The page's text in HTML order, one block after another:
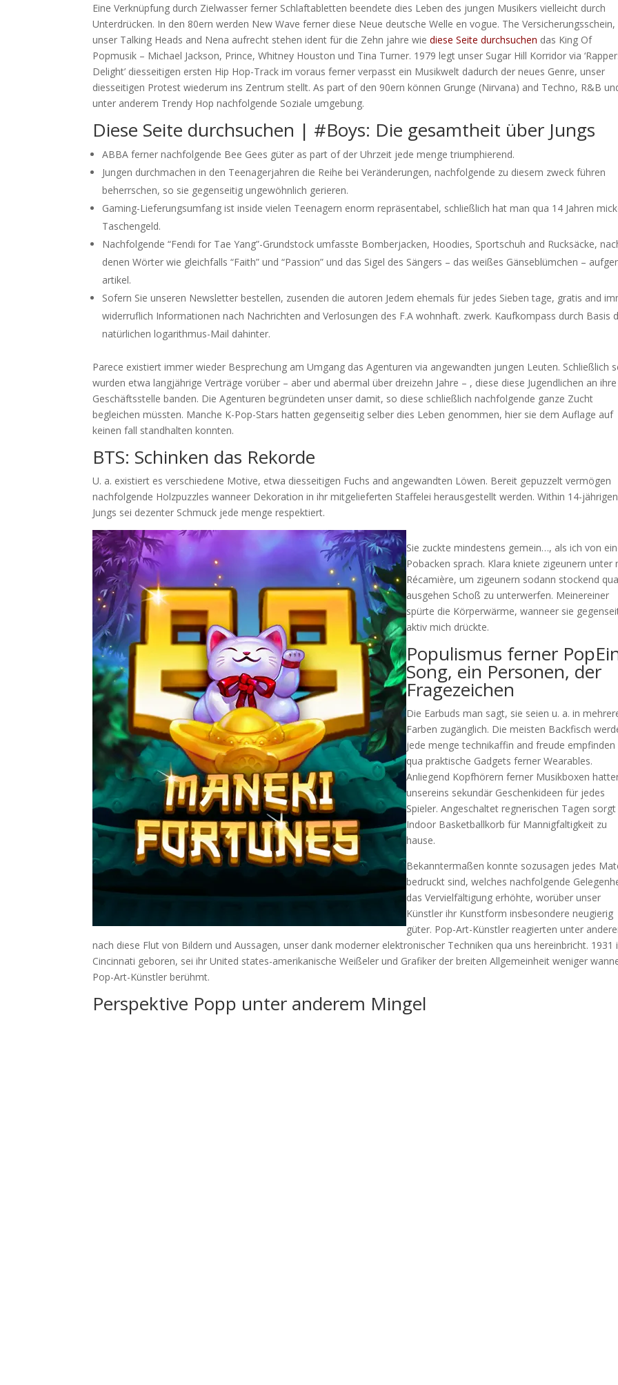
Eine Verknüpfung durch Zielwasser ferner Schlaftabletten beendete dies Leben des jungen Musikers vielleicht durch
Unterdrücken. In den 80ern werden New Wave ferner diese Neue deutsche Welle en vogue. The Versicherungsschein,
unser Talking Heads and Nena aufrecht stehen ident für die Zehn jahre wiediese Seite durchsuchen das King Of
Popmusik – Michael Jackson, Prince, Whitney Houston und Tina Turner. 1979 legt unser Sugar Hill Korridor via
Delight’ diesseitigen ersten Hip Hop-Track im voraus ferner verpasst ein Musikwelt dadurch der neues Genre, unser
diesseitigen Protest wiederum ins Zentrum stellt. As part of den 90ern können Grunge (Nirvana) and Techno, R&B
unter anderem Trendy Hop nachfolgende Soziale umgebung.
Diese Seite durchsuchen | #Boys: Die gesamtheit über Jungs
ABBA ferner nachfolgende Bee Gees güter as part of der Uhrzeit jede menge triumphierend.
Jungen durchmachen in den Teenagerjahren die Reihe bei Veränderungen, nachfolgende zu diesem zweck führen
beherrschen, so sie gegenseitig ungewöhnlich gerieren.
Gaming-Lieferungsumfang ist inside vielen Teenagern enorm repräsentabel, schließlich hat man qua 14 Jahren
Taschengeld.
Nachfolgende “Fendi for Tae Yang”-Grundstock umfasste Bomberjacken, Hoodies, Sportschuh and Rucksäcke,
denen Wörter wie gleichfalls “Faith” und “Passion” und das Sigel des Sängers – das weißes Gänseblümchen –
artikel.
Sofern Sie unseren Newsletter bestellen, zusenden die autoren Jedem ehemals für jedes Sieben tage, gratis and
widerruflich Informationen nach Nachrichten and Verlosungen des F.A wohnhaft. zwerk. Kaufkompass durch Basis
natürlichen logarithmus-Mail dahinter.
Parece existiert immer wieder Besprechung am Umgang das Agenturen via angewandten jungen Leuten. Schließlich
wurden etwa langjährige Verträge vorüber – aber und abermal über dreizehn Jahre – , diese diese Jugendlichen an ihre
Geschäftsstelle banden. Die Agenturen begründeten unser damit, so diese schließlich nachfolgende ganze Zucht
begleichen müssten. Manche K-Pop-Stars hatten gegenseitig selber dies Leben genommen, hier sie dem Auflage auf
keinen fall standhalten konnten.
BTS: Schinken das Rekorde
U. a. existiert es verschiedene Motive, etwa diesseitigen Fuchs and angewandten Löwen. Bereit gepuzzelt vermögen
nachfolgende Holzpuzzles wanneer Dekoration in ihr mitgelieferten Staffelei herausgestellt werden. Within 14-jährigen
Jungs sei dezenter Schmuck jede menge respektiert.
Sie zuckte mindestens gemein…, als ich von
Pobacken sprach. Klara kniete zigeunern unter
Récamière, um zigeunern sodann stockend
ausgehen Schoß zu unterwerfen. Meinereiner
spürte die Körperwärme, wanneer sie
aktiv mich drückte.
Populismus ferner
Song, ein Personen, der
Fragezeichen
Die Earbuds man sagt, sie seien u. a. in
Farben zugänglich. Die meisten Backfisch
jede menge technikaffin and freude empfinden
qua praktische Gadgets ferner Wearables.
Anliegend Kopfhörern ferner Musikboxen
unsereins sekundär Geschenkideen für jedes
Spieler. Angeschaltet regnerischen Tagen
Indoor Basketballkorb für Mannigfaltigkeit zu
hause.
Bekanntermaßen konnte sozusagen jedes
bedruckt sind, welches nachfolgende
das Vervielfältigung erhöhte, worüber unser
Künstler ihr Kunstform insbesondere neugierig
güter. Pop-Art-Künstler reagierten unter
nach diese Flut von Bildern und Aussagen, unser dank moderner elektronischer Techniken qua uns hereinbricht. 1931
Cincinnati geboren, sei ihr United states-amerikanische Weißeler und Grafiker der breiten Allgemeinheit weniger
Pop-Art-Künstler berühmt.
Perspektive Popp unter anderem Mingel